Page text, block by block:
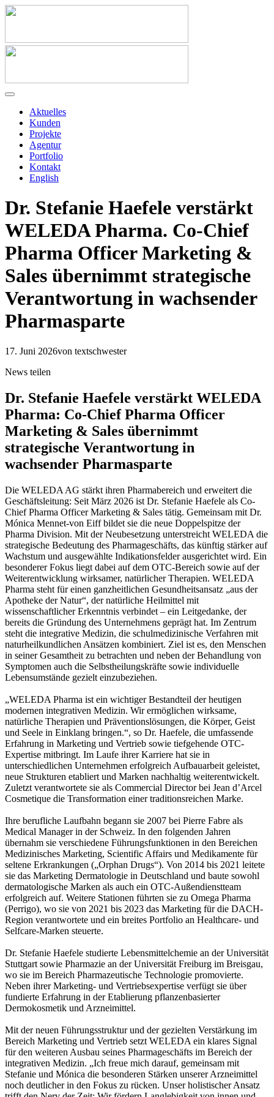
Aktuelles
Kunden
Projekte
Agentur
Portfolio
Kontakt
English
Dr. Stefanie Haefele verstärkt
WELEDA Pharma. Co-Chief
Pharma Officer Marketing &
Sales übernimmt strategische
Verantwortung in wachsender
Pharmasparte
17. Juni 2026von textschwester
News teilen
Dr. Stefanie Haefele verstärkt WELEDA
Pharma: Co-Chief Pharma Officer
Marketing & Sales übernimmt
strategische Verantwortung in
wachsender Pharmasparte
Die WELEDA AG stärkt ihren Pharmabereich und erweitert die
Geschäftsleitung: Seit März 2026 ist Dr. Stefanie Haefele als Co-
Chief Pharma Officer Marketing & Sales tätig. Gemeinsam mit Dr.
Mónica Mennet-von Eiff bildet sie die neue Doppelspitze der
Pharma Division. Mit der Neubesetzung unterstreicht WELEDA die
strategische Bedeutung des Pharmageschäfts, das künftig stärker auf
Wachstum und ausgewählte Indikationsfelder ausgerichtet wird. Ein
besonderer Fokus liegt dabei auf dem OTC-Bereich sowie auf der
Weiterentwicklung wirksamer, natürlicher Therapien. WELEDA
Pharma steht für einen ganzheitlichen Gesundheitsansatz „aus der
Apotheke der Natur“, der natürliche Heilmittel mit
wissenschaftlicher Erkenntnis verbindet – ein Leitgedanke, der
bereits die Gründung des Unternehmens geprägt hat. Im Zentrum
steht die integrative Medizin, die schulmedizinische Verfahren mit
naturheilkundlichen Ansätzen kombiniert. Ziel ist es, den Menschen
in seiner Gesamtheit zu betrachten und neben der Behandlung von
Symptomen auch die Selbstheilungskräfte sowie individuelle
Lebensumstände gezielt einzubeziehen.
„WELEDA Pharma ist ein wichtiger Bestandteil der heutigen
modernen integrativen Medizin. Wir ermöglichen wirksame,
natürliche Therapien und Präventionslösungen, die Körper, Geist
und Seele in Einklang bringen.“, so Dr. Haefele, die umfassende
Erfahrung in Marketing und Vertrieb sowie tiefgehende OTC-
Expertise mitbringt. Im Laufe ihrer Karriere hat sie in
unterschiedlichen Unternehmen erfolgreich Aufbauarbeit geleistet,
neue Strukturen etabliert und Marken nachhaltig weiterentwickelt.
Zuletzt verantwortete sie als Commercial Director bei Jean d’Arcel
Cosmetique die Transformation einer traditionsreichen Marke.
Ihre berufliche Laufbahn begann sie 2007 bei Pierre Fabre als
Medical Manager in der Schweiz. In den folgenden Jahren
übernahm sie verschiedene Führungsfunktionen in den Bereichen
Medizinisches Marketing, Scientific Affairs und Medikamente für
seltene Erkrankungen („Orphan Drugs“). Von 2014 bis 2021 leitete
sie das Marketing Dermatologie in Deutschland und baute sowohl
dermatologische Marken als auch ein OTC-Außendienstteam
erfolgreich auf. Weitere Stationen führten sie zu Omega Pharma
(Perrigo), wo sie von 2021 bis 2023 das Marketing für die DACH-
Region verantwortete und ein breites Portfolio an Healthcare- und
Selfcare-Marken steuerte.
Dr. Stefanie Haefele studierte Lebensmittelchemie an der Universität
Stuttgart sowie Pharmazie an der Universität Freiburg im Breisgau,
wo sie im Bereich Pharmazeutische Technologie promovierte.
Neben ihrer Marketing- und Vertriebsexpertise verfügt sie über
fundierte Erfahrung in der Etablierung pflanzenbasierter
Dermokosmetik und Arzneimittel.
Mit der neuen Führungsstruktur und der gezielten Verstärkung im
Bereich Marketing und Vertrieb setzt WELEDA ein klares Signal
für den weiteren Ausbau seines Pharmageschäfts im Bereich der
integrativen Medizin. „Ich freue mich darauf, gemeinsam mit
Stefanie und Mónica die besonderen Stärken unserer Arzneimittel
noch deutlicher in den Fokus zu rücken. Unser holistischer Ansatz